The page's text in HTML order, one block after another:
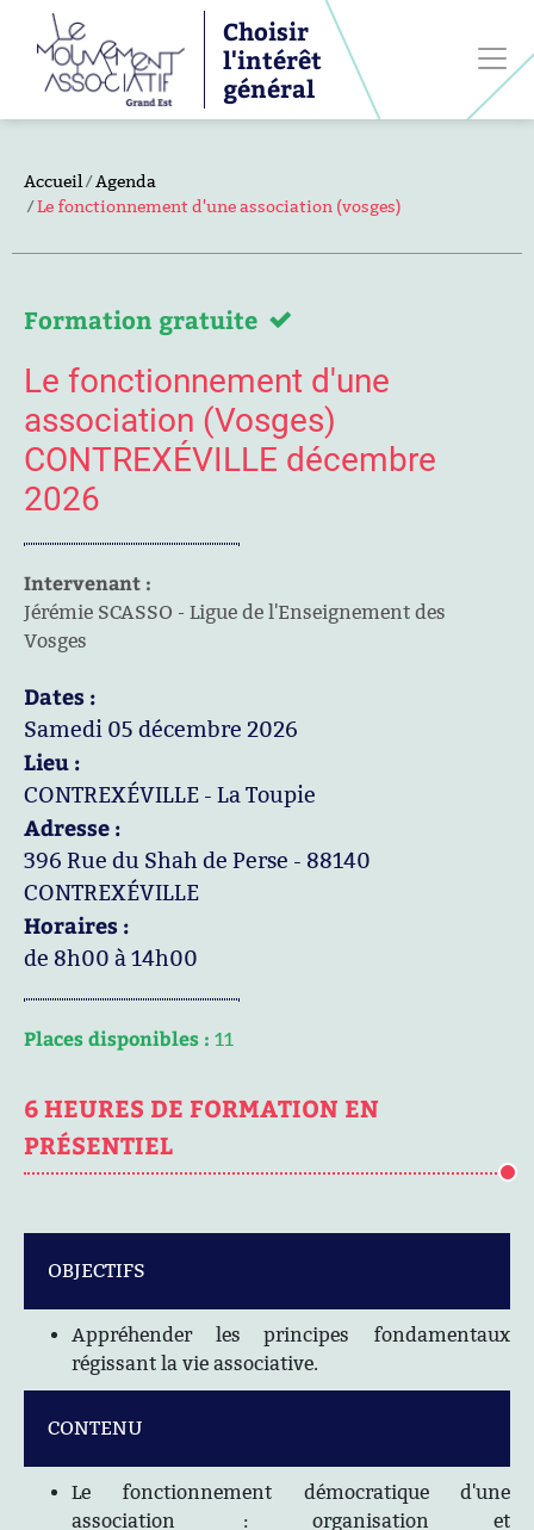
Choisir
l'intérêt
général
Accueil
Agenda
Le fonctionnement d'une association (vosges)
Formation gratuite
Le fonctionnement d'une
association (Vosges)
CONTREXÉVILLE décembre
2026
Intervenant :
Jérémie SCASSO - Ligue de l'Enseignement des
Vosges
Dates :
Samedi 05 décembre 2026
Lieu :
CONTREXÉVILLE - La Toupie
Adresse :
396 Rue du Shah de Perse - 88140
CONTREXÉVILLE
Horaires :
de 8h00 à 14h00
Places disponibles : 11
6 HEURES DE FORMATION EN
PRÉSENTIEL
OBJECTIFS
Appréhender les principes fondamentaux
régissant la vie associative.
CONTENU
Le fonctionnement démocratique d'une
association : organisation et